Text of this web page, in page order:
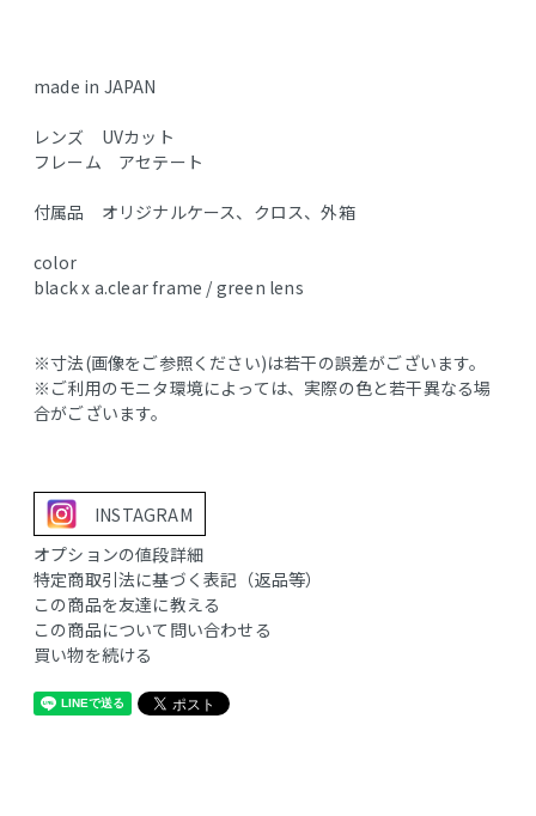
made in JAPAN
レンズ UVカット
フレーム アセテート
付属品 オリジナルケース、クロス、外箱
color
black x a.clear frame / green lens
※寸法(画像をご参照ください)は若干の誤差がございます。
※ご利用のモニタ環境によっては、実際の色と若干異なる場
合がございます。
INSTAGRAM
オプションの値段詳細
特定商取引法に基づく表記（返品等）
この商品を友達に教える
この商品について問い合わせる
買い物を続ける